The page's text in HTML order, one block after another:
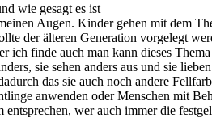
wie gesagt es ist
Augen. Kinder gehen mit dem
der älteren Generation vorgelegt
ich finde auch man kann dieses
sie sehen anders aus und sie
das sie auch noch andere
anwenden oder Menschen mit
wer auch immer die